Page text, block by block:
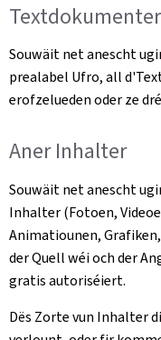
Textdokumenter
Souwäit net anescht
prealabel Ufro, all
erofzelueden oder ze
Aner Inhalter
Souwäit net anescht
Inhalter (Fotoen,
Animatiounen,
der Quell wéi och der
gratis autoriséiert.
Dës Zorte vun Inhalter